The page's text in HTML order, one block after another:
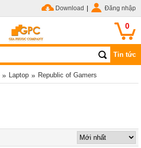
Download Đăng nhập
0
Tin tức
» Laptop » Republic of Gamers